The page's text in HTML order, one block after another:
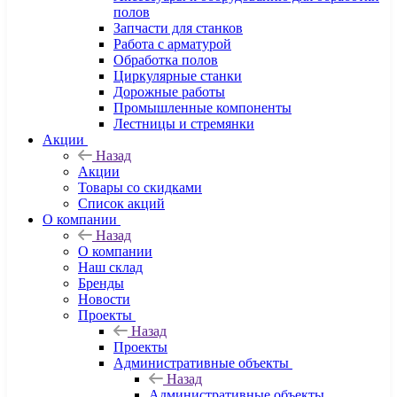
полов
Запчасти для станков
Работа с арматурой
Обработка полов
Циркулярные станки
Дорожные работы
Промышленные компоненты
Лестницы и стремянки
Акции
Назад
Акции
Товары со скидками
Список акций
О компании
Назад
О компании
Наш склад
Бренды
Новости
Проекты
Назад
Проекты
Административные объекты
Назад